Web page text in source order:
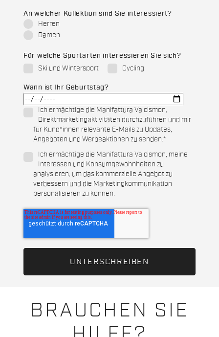
BRAUCHEN SIE
An welcher Kollektion sind Sie interessiert?
Herren
Damen
Für welche Sportarten interessieren Sie sich?
Ski und Wintersport
Cycling
Wann ist Ihr Geburtstag?
Ich ermächtige die Manifattura Valcismon,
Direktmarketingaktivitäten durchzuführen und mir
für Kund*innen relevante E-Mails zu Updates,
Angeboten und Werbeaktionen zu senden.*
Ich ermächtige die Manifattura Valcismon, meine
Interessen und Konsumgewohnheiten zu
analysieren, um das kommerzielle Angebot zu
verbessern und die Marketingkommunikation
personalisieren zu können.